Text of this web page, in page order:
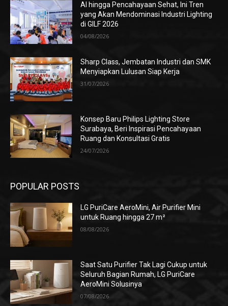
AI hingga Pencahayaan Sehat, Ini Tren
yang Akan Mendominasi Industri Lighting
di GILF 2026
04/08/2026
Sharp Class, Jembatan Industri dan SMK
Menyiapkan Lulusan Siap Kerja
31/07/2026
Konsep Baru Philips Lighting Store
Surabaya, Beri Inspirasi Pencahayaan
Ruang dan Konsultasi Gratis
24/07/2026
POPULAR POSTS
LG PuriCare AeroMini, Air Purifier Mini
untuk Ruang hingga 27 m²
08/08/2026
Saat Satu Purifier Tak Lagi Cukup untuk
Seluruh Bagian Rumah, LG PuriCare
AeroMini Solusinya
07/08/2026